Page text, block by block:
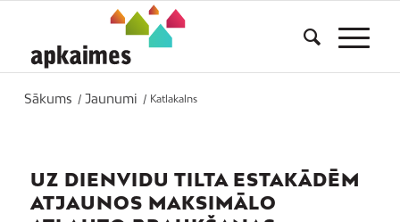
Sākums / Jaunumi / Katlakalns
UZ DIENVIDU TILTA ESTAKĀDĒM
ATJAUNOS MAKSIMĀLO